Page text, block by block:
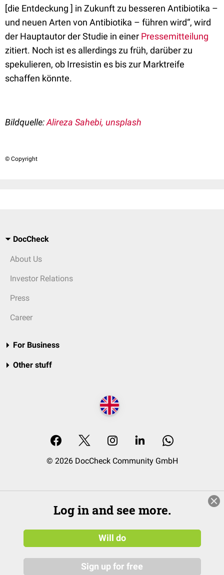
[die Entdeckung ] in Zukunft zu besseren Antibiotika –
und neuen Arten von Antibiotika – führen wird“, wird
der Hauptautor der Studie in einer Pressemitteilung
zitiert. Noch ist es allerdings zu früh, darüber zu
spekulieren, ob Irresistin es bis zur Marktreife
schaffen könnte.
Bildquelle:Alireza Sahebi, unsplash
© Copyright
DocCheck
About Us
Investor Relations
Press
Career
For Business
Other stuff
© 2026 DocCheck Community GmbH
Log in and see more.
Will do
Sign up for free